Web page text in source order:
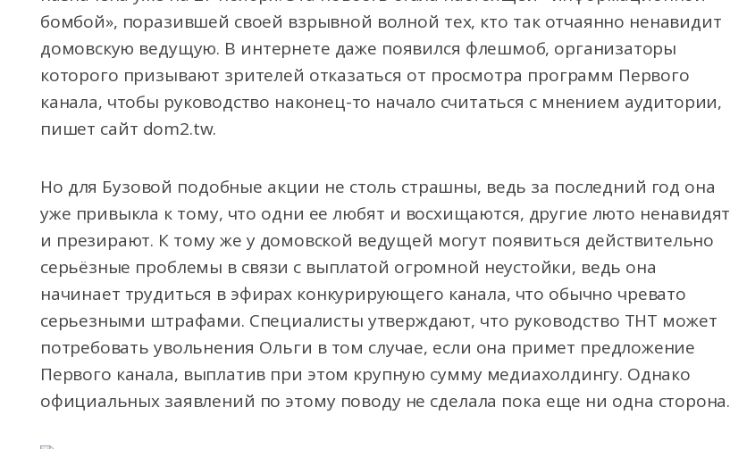
бомбой», поразившей своей взрывной волной тех, кто так отчаянно ненавидит
домовскую ведущую. В интернете даже появился флешмоб, организаторы
которого призывают зрителей отказаться от просмотра программ Первого
канала, чтобы руководство наконец-то начало считаться с мнением аудитории,
пишет сайт dom2.tw.
Но для Бузовой подобные акции не столь страшны, ведь за последний год она
уже привыкла к тому, что одни ее любят и восхищаются, другие люто ненавидят
и презирают. К тому же у домовской ведущей могут появиться действительно
серьёзные проблемы в связи с выплатой огромной неустойки, ведь она
начинает трудиться в эфирах конкурирующего канала, что обычно чревато
серьезными штрафами. Специалисты утверждают, что руководство ТНТ может
потребовать увольнения Ольги в том случае, если она примет предложение
Первого канала, выплатив при этом крупную сумму медиахолдингу. Однако
официальных заявлений по этому поводу не сделала пока еще ни одна сторона.